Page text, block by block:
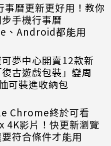
事曆更新更好用！教你
手機行事曆
、Android都能用
夢中心開賣12款新
古遊戲包裝」變周
可裝進收納包
Chrome終於可看
4K影片！快更新瀏覽
符合條件才能用